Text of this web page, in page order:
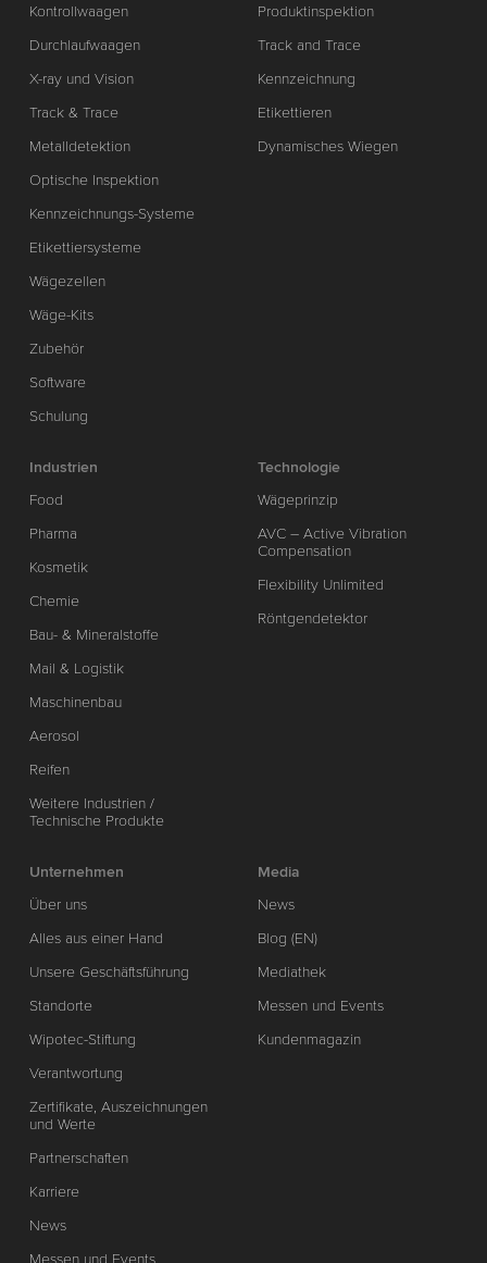
Kontrollwaagen
Durchlaufwaagen
X-ray und Vision
Track & Trace
Metalldetektion
Optische Inspektion
Kennzeichnungs-Systeme
Etikettiersysteme
Wägezellen
Wäge-Kits
Zubehör
Software
Schulung
Produktinspektion
Track and Trace
Kennzeichnung
Etikettieren
Dynamisches Wiegen
Industrien
Food
Pharma
Kosmetik
Chemie
Bau- & Mineralstoffe
Mail & Logistik
Maschinenbau
Aerosol
Reifen
Weitere Industrien /
Technische Produkte
Technologie
Wägeprinzip
AVC – Active Vibration
Compensation
Flexibility Unlimited
Röntgendetektor
Unternehmen
Über uns
Alles aus einer Hand
Unsere Geschäftsführung
Standorte
Wipotec-Stiftung
Verantwortung
Zertifikate, Auszeichnungen
und Werte
Partnerschaften
Karriere
News
Messen und Events
Media
News
Blog (EN)
Mediathek
Messen und Events
Kundenmagazin